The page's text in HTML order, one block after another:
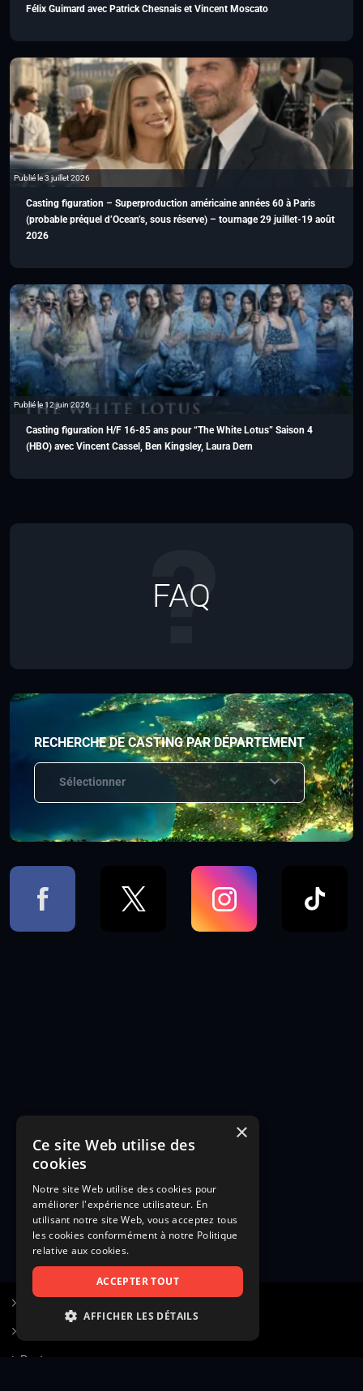
Félix Guimard avec Patrick Chesnais et Vincent Moscato
Publié le 3 juillet 2026
Casting figuration – Superproduction américaine années 60 à Paris
(probable préquel d’Ocean’s, sous réserve) – tournage 29 juillet-19 août
2026
Publié le 12 juin 2026
Casting figuration H/F 16-85 ans pour “The White Lotus” Saison 4
(HBO) avec Vincent Cassel, Ben Kingsley, Laura Dern
FAQ
RECHERCHE DE CASTING PAR DÉPARTEMENT
Sélectionner
Poster une annonce
×
Ce site Web utilise des
cookies
Notre site Web utilise des cookies pour
améliorer l'expérience utilisateur. En
utilisant notre site Web, vous acceptez tous
les cookies conformément à notre Politique
relative aux cookies.
ACCEPTER TOUT
AFFICHER LES DÉTAILS